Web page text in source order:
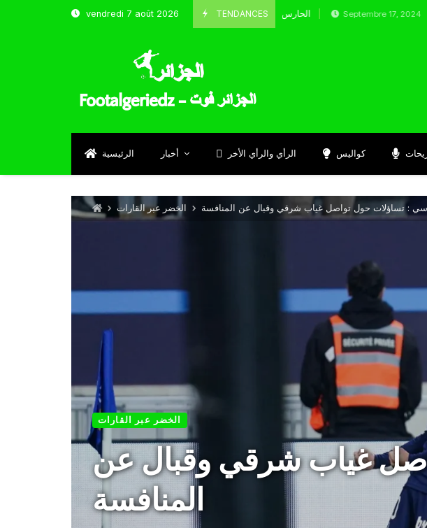
vendredi 7 août 2026 TENDANCES
الحارس بوحلفاية يتحدث عن طموحاته مع المنتخب و شباب قسنطينة Septembre 17, 2024
الرئيسية أخبار الرأي والرأي الأخر كواليس
الخضر عبر القارات : تساؤلات حول تواصل غياب شرقي وقبال عن المنافسة
الخضر عبر القارات
غياب شرقي وقبال عن
المنافسة